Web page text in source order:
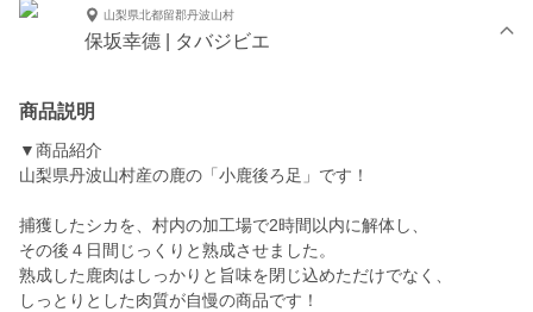
山梨県北都留郡丹波山村
保坂幸德 | タバジビエ
商品説明
▼商品紹介
山梨県丹波山村産の鹿の「小鹿後ろ足」です！
捕獲したシカを、村内の加工場で2時間以内に解体し、
その後４日間じっくりと熟成させました。
熟成した鹿肉はしっかりと旨味を閉じ込めただけでなく、
しっとりとした肉質が自慢の商品です！